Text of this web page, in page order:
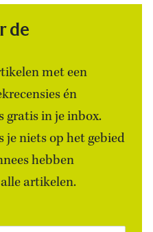
de
met een
én
gratis in je inbox.
niets op het gebied
hebben
artikelen.